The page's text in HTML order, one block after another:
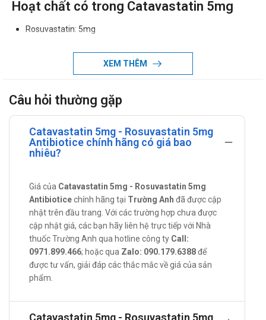
Hoạt chất có trong Catavastatin 5mg
Rosuvastatin: 5mg
Một số thông tin về thành phần của
Catavastatin 5mg
dụng giảm nồng độ cholesterol xấu trong máu (LDL), tăng
nồng độ cholesterol tốt (HDL) và làm giảm triglycerides (một
dạng chất béo có trong máu). Rosuvastatin thuộc nhóm
thuốc statin.
5mg
Tác dụng:
Catavastatin 5mg là thuốc được chỉ định điều trị tăng
cholesterol máu nguyên phát và tăng cholesterol máu gia
đình kiểu đồng hợp tử.
Chỉ định:
cholesterol máu gia đình kiểu dị hợp tử) hoặc rối loạn lipid
XEM THÊM
Câu hỏi thường gặp
Catavastatin 5mg - Rosuvastatin 5mg
Antibiotice chính hãng có giá bao
nhiêu?
Giá của Catavastatin 5mg - Rosuvastatin 5mg
Antibioticechính hãng tại Trường Anh đã được cập
nhật trên đầu trang. Với các trường hợp chưa được
cập nhật giá, các bạn hãy liên hệ trực tiếp với Nhà
thuốc Trường Anh qua hotline công ty Call:
0971.899.466; hoặc qua Zalo: 090.179.6388để
được tư vấn, giải đáp các thắc mắc về giá của sản
phẩm.
Catavastatin 5mg - Rosuvastatin 5mg